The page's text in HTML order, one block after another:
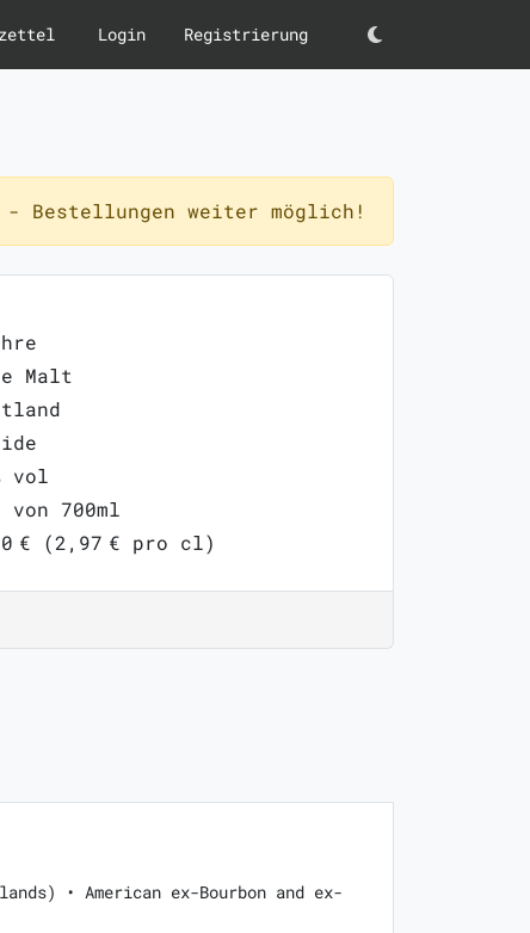
Login Registrierung Darkmode
- Bestellungen weiter möglich!
Malt
vol
von 700ml
€ (2,97 € pro cl)
• American ex-Bourbon and ex-